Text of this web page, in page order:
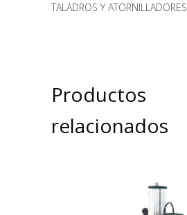
TALADROS Y ATORNILLADORES
Productos
relacionados